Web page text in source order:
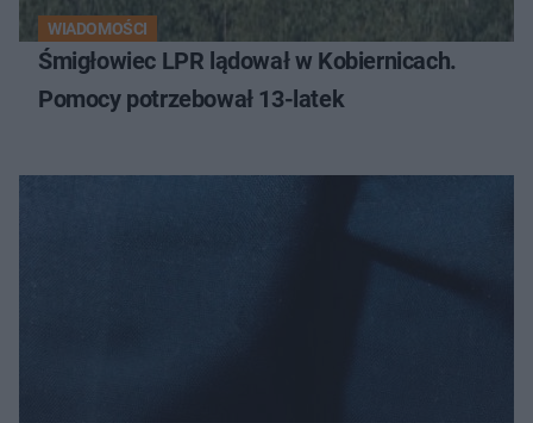
WIADOMOŚCI
Śmigłowiec LPR lądował w Kobiernicach.
Pomocy potrzebował 13-latek